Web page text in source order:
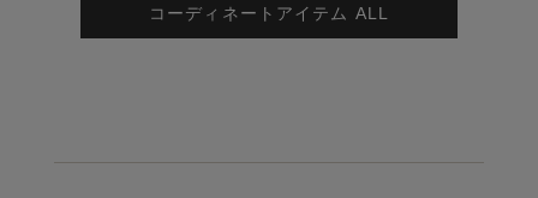
コーディネートアイテム ALL